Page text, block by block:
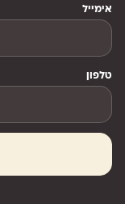
אימייל
טלפון